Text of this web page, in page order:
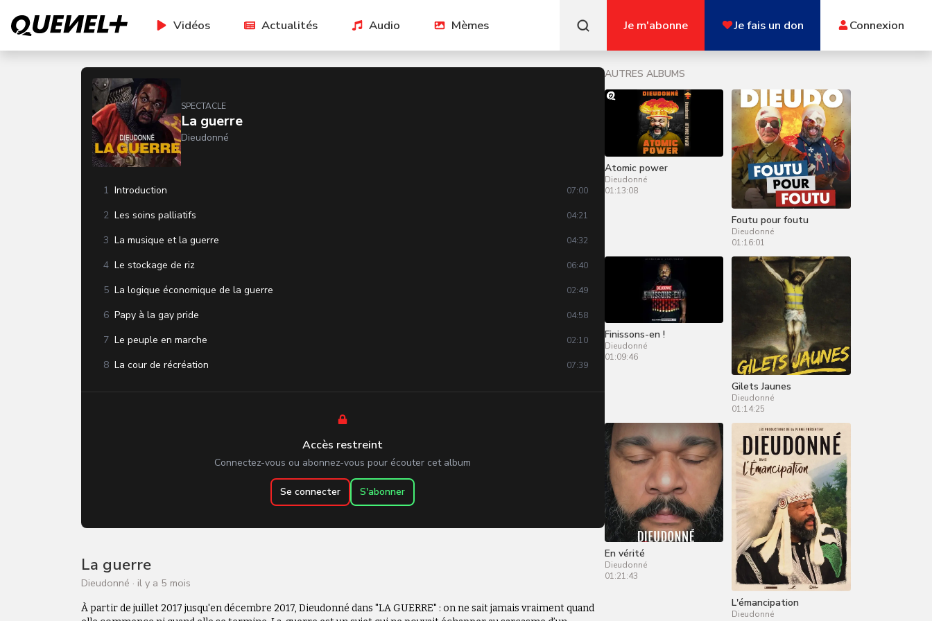
Vidéos Actualités Audio Mèmes Je m'abonne Je fais un don Connexion
SPECTACLE
La guerre
Dieudonné
1 Introduction 07:00
2 Les soins palliatifs 04:21
3 La musique et la guerre 04:32
4 Le stockage de riz 06:40
5 La logique économique de la guerre 02:49
6 Papy à la gay pride 04:58
7 Le peuple en marche 02:10
8 La cour de récréation 07:39
16 Moi, Moi, Moi (chanson)
Accès restreint
Connectez-vous ou abonnez-vous pour écouter cet album
Se connecter S'abonner
La guerre
Dieudonné · il y a 5 mois
À partir de juillet 2017 jusqu'en décembre 2017, Dieudonné dans "LA GUERRE" : on ne sait jamais vraiment quand
AUTRES ALBUMS
Atomic power
Dieudonné
01:13:08
Foutu pour foutu
Dieudonné
01:16:01
Finissons-en !
Dieudonné
01:09:46
Gilets Jaunes
Dieudonné
01:14:25
En vérité
Dieudonné
01:21:43
L'émancipation
Dieudonné